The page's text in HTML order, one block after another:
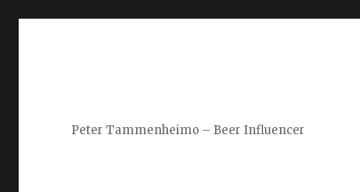
Peter Tammenheimo – Beer Influencer